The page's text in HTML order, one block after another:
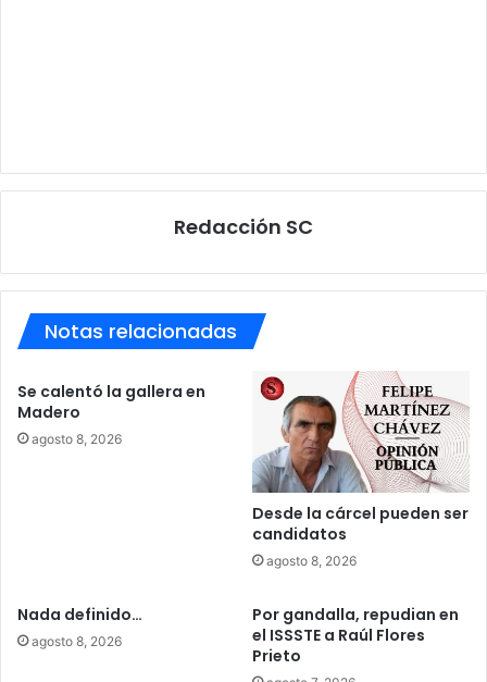
Redacción SC
Notas relacionadas
Se calentó la gallera en
Madero
agosto 8, 2026
Desde la cárcel pueden ser
candidatos
agosto 8, 2026
Nada definido…
agosto 8, 2026
Por gandalla, repudian en
el ISSSTE a Raúl Flores
Prieto